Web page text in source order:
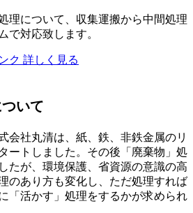
理について、収集運搬から中間処理
で対応致します。
詳しく見る
いて
会社丸清は、紙、鉄、非鉄金属のリ
ートしました。その後「廃棄物」処
たが、環境保護、省資源の意識の高
のあり方も変化し、ただ処理すれば
「活かす」処理をするかが求められ